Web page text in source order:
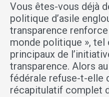
Vous êtes-vous déjà
politique d’asile
transparence
monde politique »,
principaux de
transparence. Alors
fédérale refuse-t-elle
récapitulatif complet